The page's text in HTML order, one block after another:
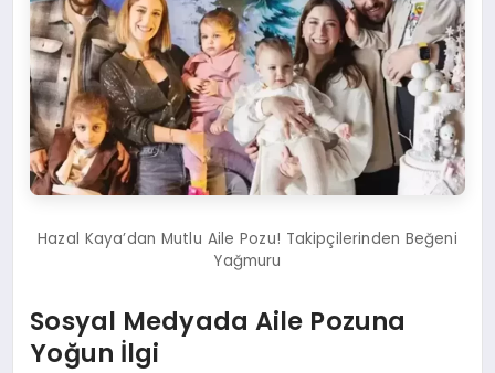
Hazal Kaya’dan Mutlu Aile Pozu! Takipçilerinden Beğeni
Yağmuru
Sosyal Medyada Aile Pozuna
Yoğun İlgi